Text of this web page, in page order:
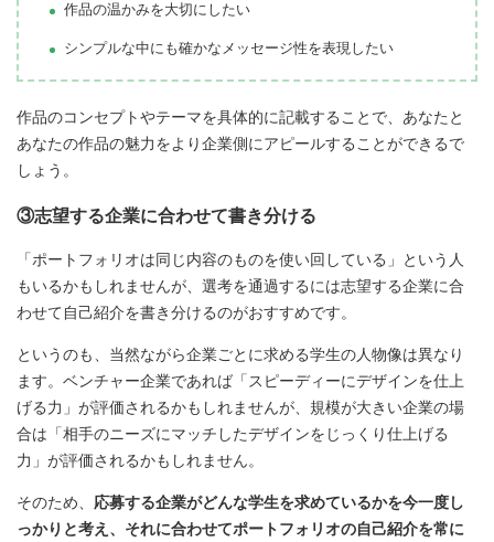
作品の温かみを大切にしたい
シンプルな中にも確かなメッセージ性を表現したい
作品のコンセプトやテーマを具体的に記載することで、あなたと
あなたの作品の魅力をより企業側にアピールすることができるで
しょう。
③志望する企業に合わせて書き分ける
「ポートフォリオは同じ内容のものを使い回している」という人
もいるかもしれませんが、選考を通過するには志望する企業に合
わせて自己紹介を書き分けるのがおすすめです。
というのも、当然ながら企業ごとに求める学生の人物像は異なり
ます。ベンチャー企業であれば「スピーディーにデザインを仕上
げる力」が評価されるかもしれませんが、規模が大きい企業の場
合は「相手のニーズにマッチしたデザインをじっくり仕上げる
力」が評価されるかもしれません。
そのため、 応募する企業がどんな学生を求めているかを今一度し
っかりと考え、それに合わせてポートフォリオの自己紹介を常に